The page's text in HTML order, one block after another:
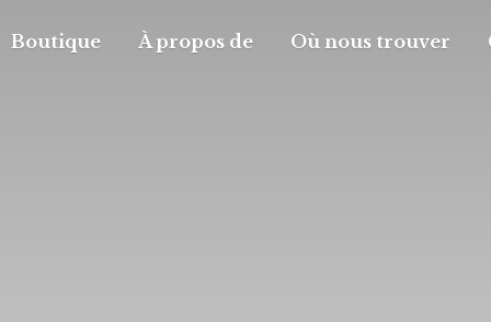
Boutique À propos de Où nous trouver